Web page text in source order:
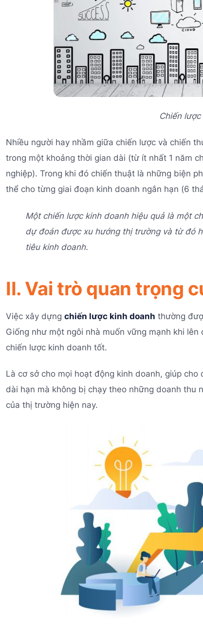
Chiến
Nhiều người hay nhầm giữa chiến lược và chiến
trong một khoảng thời gian dài (từ ít nhất 1 năm
nghiệp). Trong khi đó chiến thuật là những biện
thể cho từng giai đoạn kinh doanh ngắn hạn (6
Một chiến lược kinh doanh hiệu quả là một
dự đoán được xu hướng thị trường và từ đó
tiêu kinh doanh.
II. Vai trò quan trọng
Việc xây dựng chiến lược kinh doanh thường
Giống như một ngôi nhà muốn vững mạnh khi
chiến lược kinh doanh tốt.
Là cơ sở cho mọi hoạt động kinh doanh, giúp
dài hạn mà không bị chạy theo những doanh
của thị trường hiện nay.